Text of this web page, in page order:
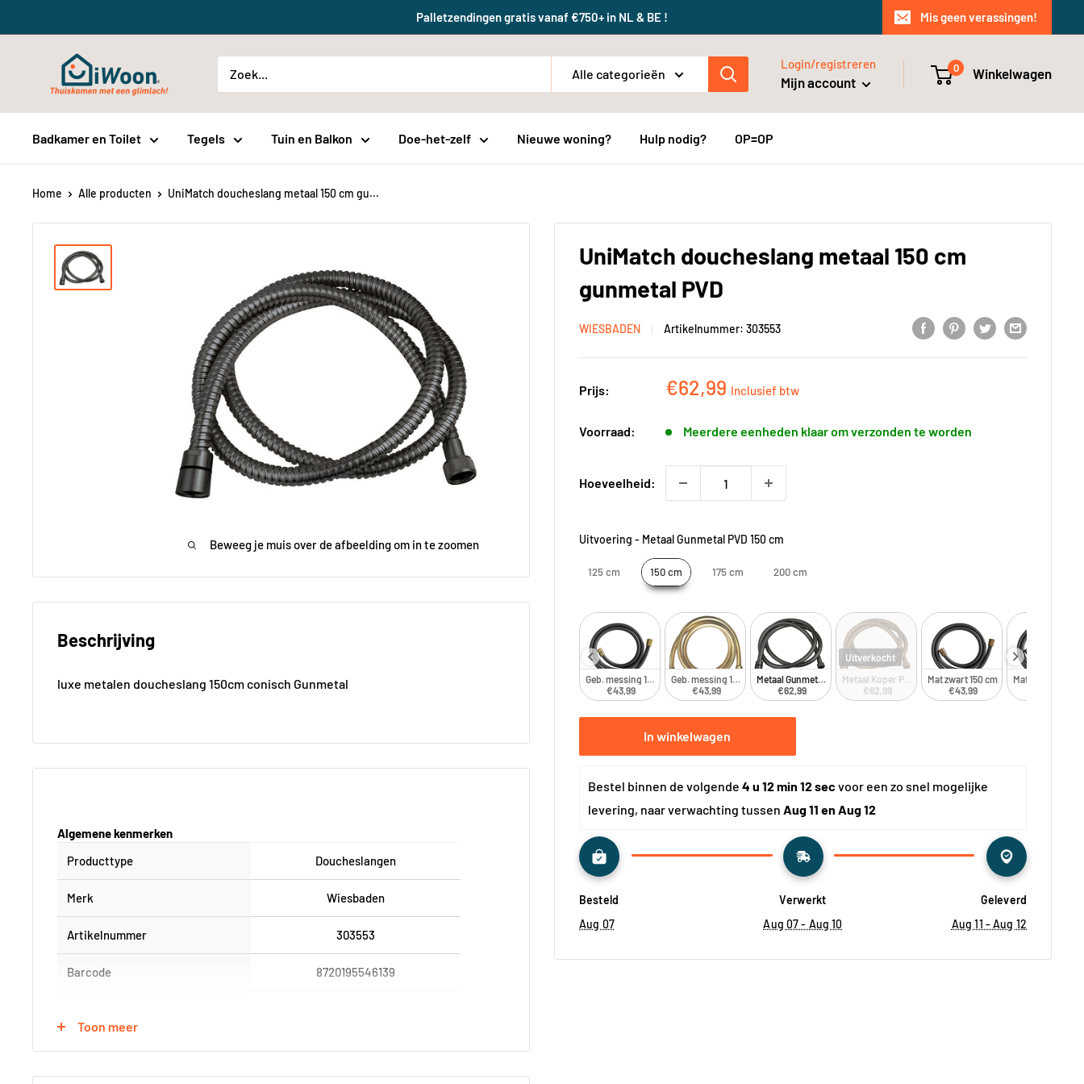
naar
Palletzendingen gratis vanaf €750+ in NL & BE ! Mis geen verassingen!
iWoon.nl
Alle categorieën
Login/registreren
Mijn account
0 Winkelwagen
Badkamer en Toilet Tegels Tuin en Balkon Doe-het-zelf Nieuwe woning? Hulp nodig? OP=OP
Home Alle producten UniMatch doucheslang metaal 150 cm gu...
Beweeg je muis over de afbeelding om in te zoomen
UniMatch doucheslang metaal 150 cm
gunmetal PVD
WIESBADEN Artikelnummer: 303553
Prijs: Kortingsprijs
€62,99 Inclusief btw
Voorraad: Meerdere eenheden klaar om verzonden te worden
Hoeveelheid:
Uitvoering - Metaal Gunmetal PVD 150 cm
125 cm 150 cm 175 cm 200 cm
150 cm
€43,99
Brons 150 cm
€43,99
Chroom 150 cm
€32,99
Chroom 150 cm
Metaal Geb. koper 150 cmGeb. messing 150 cm
€43,99
Geb. messing 150 cm
€43,99
Metaal Gunmetal PVD 150 cm
€62,99
Uitverkocht
Metaal Koper PVD 150 cm
€62,99
Mat zwart 150 cm
€43,99
Mat zwart 150 cm
In winkelwagen
Bestel binnen de volgende 4 u 12 min 12 sec voor een zo snel mogelijke
levering, naar verwachting tussen Aug 11 en Aug 12
Besteld
Aug 07
Verwerkt
Aug 07 - Aug 10
Geleverd
Aug 11 - Aug 12
Beschrijving
luxe metalen doucheslang 150cm conisch Gunmetal
Algemene kenmerken
Producttype
Doucheslangen
Merk Wiesbaden
Artikelnummer 303553
Barcode 8720195546139
Toon meer